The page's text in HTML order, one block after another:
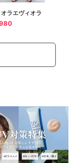
ラエヴィオラ